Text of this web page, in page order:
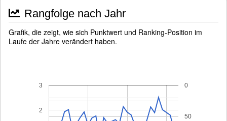
Rangfolge nach Jahr
Grafik, die zeigt, wie sich Punktwert und Ranking-Position im
Laufe der Jahre verändert haben.
2
3 0
50